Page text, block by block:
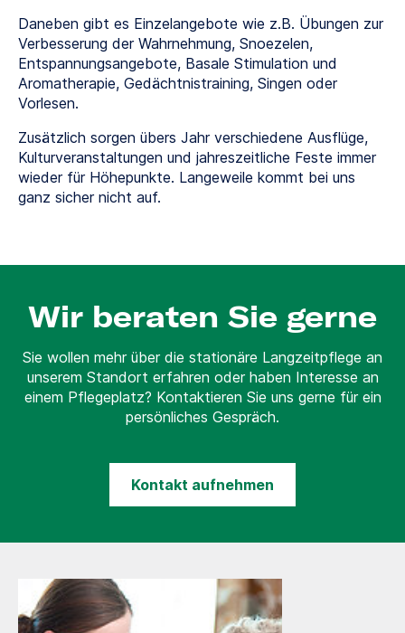
Daneben gibt es Einzelangebote wie z.B. Übungen zur
Verbesserung der Wahrnehmung, Snoezelen,
Entspannungsangebote, Basale Stimulation und
Aromatherapie, Gedächtnistraining, Singen oder
Vorlesen.
Zusätzlich sorgen übers Jahr verschiedene Ausflüge,
Kulturveranstaltungen und jahreszeitliche Feste immer
wieder für Höhepunkte. Langeweile kommt bei uns
ganz sicher nicht auf.
Wir beraten Sie gerne
Sie wollen mehr über die stationäre Langzeitpflege an
unserem Standort erfahren oder haben Interesse an
einem Pflegeplatz? Kontaktieren Sie uns gerne für ein
persönliches Gespräch.
Kontakt aufnehmen